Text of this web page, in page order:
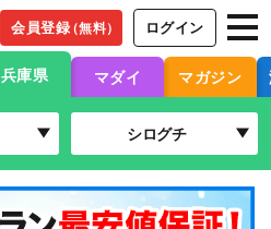
会員登録（無料） ログイン
兵庫県 マダイ マガジン
シログチ